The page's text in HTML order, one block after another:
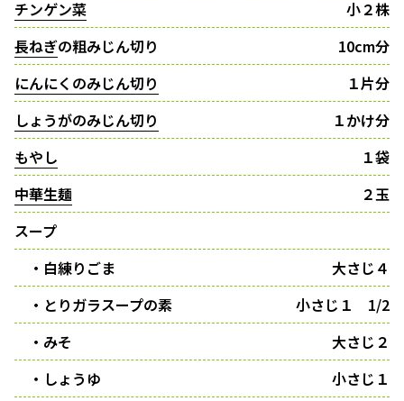
チンゲン菜
小２株
長ねぎの粗みじん切り
10cm分
にんにくのみじん切り
１片分
しょうがのみじん切り
１かけ分
もやし
１袋
中華生麺
２玉
スープ
・白練りごま
大さじ４
・とりガラスープの素
小さじ１ 1/2
・みそ
大さじ２
・しょうゆ
小さじ１